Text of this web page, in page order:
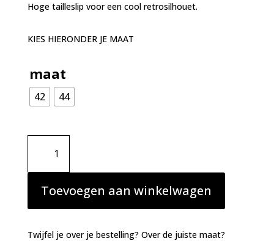
Hoge tailleslip voor een cool retrosilhouet.
KIES HIERONDER JE MAAT
maat
42 44
Primadonna
Devdaha
tailleslip
Sunset
Blush
aantal
Toevoegen aan winkelwagen
Twijfel je over je bestelling? Over de juiste maat?